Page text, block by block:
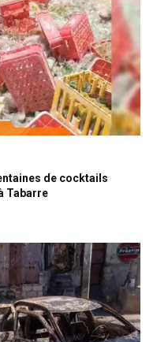
de cocktails
Tabarre